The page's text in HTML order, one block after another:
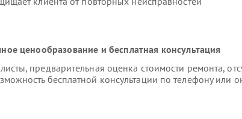
ценообразование и бесплатная консультация
предварительная оценка стоимости ремонта,
бесплатной консультации по телефону или